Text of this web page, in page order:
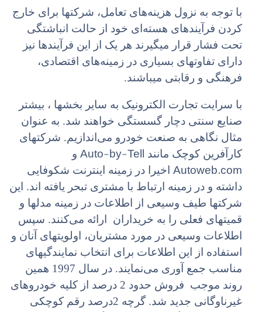
با توجه به نزول هزینه‌های تعامل، شرکتها برای خارج
کردن فرآیندهای هسته‌ای خود از حالت انباشتگی
تحت فشار قرار میگیرند هر یک از این فرآیندها نیز
دارای تفاوتهای بسیاری در زمینه‌های اقتصادی،
فرهنگی و رقابتی میباشند.
با سرایت تجارت الکترونیک به سایر بخشها ، بیشتر
صنایع سنتی دچار گسستگی خواهند شد. به عنوان
مثال نگاهی به صنعت خودرو می‌اندازیم. شرکتهای
کارآفرین کوچک مانند Auto-by-Tellو
Autoweb.comاخیرا در زمینه اینترنت شکوفایی
داشته و در زمینه ارتباط با مشتری تبحر یافته اند. این
شرکتها طیف وسیعی از اطلاعات در زمینه مدلها و
قمیتهای فعلی را به خریداران ارائه می‌کنند. سپس
اطلاعات وسیعی در مورد مشتریان، اولویتهای آنان و
استفاده از این اطلاعات برای انتخاب نمایندگیهای
مناسب جمع آوری می‌نمایند. در سال 1997 همین
روند موجب فروش حدود 2 درصد از کلیه خودروهای
غیرناوگانی جدید شد. گرچه 2درصد رقم کوچکی